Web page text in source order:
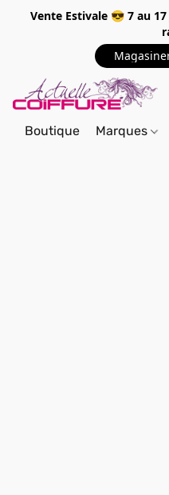
Vente Estivale 😎 7 au
Boutique Marques